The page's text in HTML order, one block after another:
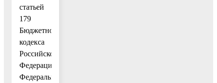
статьей
179
Бюджетного
кодекса
Российской
Федерации,
Федеральным